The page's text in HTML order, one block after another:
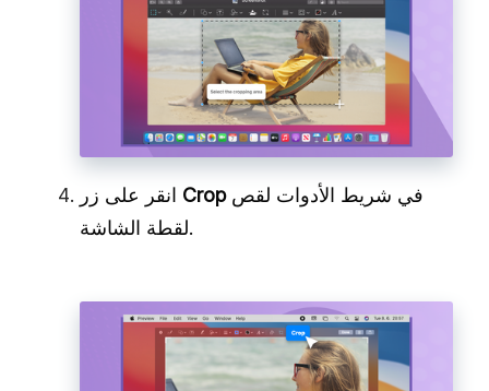
Cropفي شريط الأدوات لقص
لقطة الشاشة.